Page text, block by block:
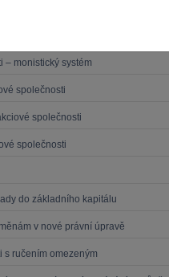
– monistický systém
společnosti
společnosti
společnosti
do základního kapitálu
v nové právní úpravě
s ručením omezeným
MCIArb